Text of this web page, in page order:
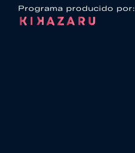
Programa producido por: